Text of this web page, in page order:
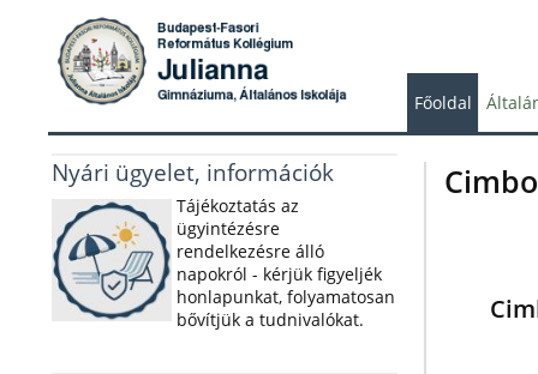
Főoldal
Nyári ügyelet, információk
Tájékoztatás az
ügyintézésre
rendelkezésre álló
napokról - kérjük figyeljék
honlapunkat, folyamatosan
bővítjük a tudnivalókat.